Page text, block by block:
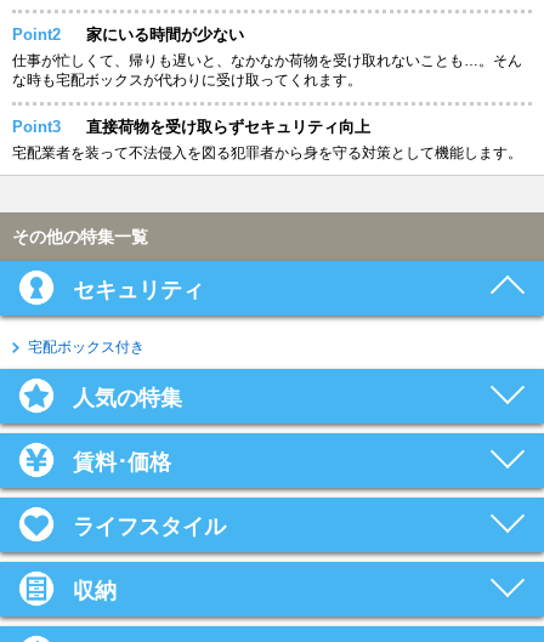
Point2 家にいる時間が少ない
仕事が忙しくて、帰りも遅いと、なかなか荷物を受け取れないことも…。そん
な時も宅配ボックスが代わりに受け取ってくれます。
Point3 直接荷物を受け取らずセキュリティ向上
宅配業者を装って不法侵入を図る犯罪者から身を守る対策として機能します。
その他の特集一覧
セキュリティ
宅配ボックス付き
人気の特集
賃料･価格
ライフスタイル
収納